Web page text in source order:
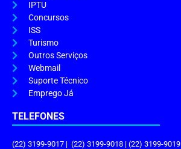
IPTU
Concursos
ISS
Turismo
Outros Serviços
Webmail
Suporte Técnico
Emprego Já
TELEFONES
(22) 3199-9017 | (22) 3199-9018 | (22) 3199-9019